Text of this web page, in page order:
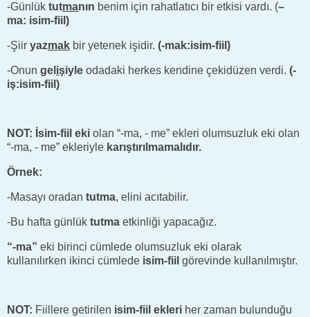
-Günlük tutmanın benim için rahatlatıcı bir etkisi vardı. (–
ma: isim-fiil)
-Şiir yazmak bir yetenek işidir. (-mak:isim-fiil)
-Onun gel işiyle odadaki herkes kendine çekidüzen verdi. (-
iş:isim-fiil)
NOT: İsim-fiil eki olan “-ma, - me” ekleri olumsuzluk eki olan
“-ma, - me” ekleriyle karıştırılmamalıdır.
Örnek:
-Masayı oradan tutma, elini acıtabilir.
-Bu hafta günlük tutma etkinliği yapacağız.
“-ma” eki birinci cümlede olumsuzluk eki olarak
kullanılırken ikinci cümlede isim-fiil görevinde kullanılmıştır.
NOT: Fiillere getirilen isim-fiil ekleri her zaman bulunduğu